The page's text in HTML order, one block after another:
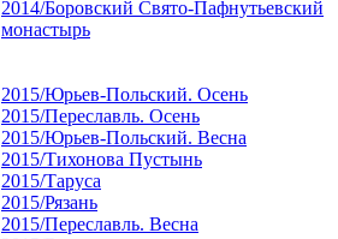
2014/Боровский Свято-Пафнутьевский
монастырь
2015/Юрьев-Польский. Осень
2015/Переславль. Осень
2015/Юрьев-Польский. Весна
2015/Тихонова Пустынь
2015/Таруса
2015/Рязань
2015/Переславль. Весна